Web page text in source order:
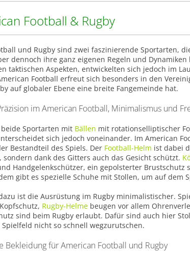
Football & Rugby
und Rugby sind zwei faszinierende Sportarten,
dennoch ihre ganz eigenen Regeln und
taktischen Aspekten, entwickelten sich jedoch im
Football erfreut sich besonders in den
auf globaler Ebene eine breite Fangemeinde hat.
im American Football, Minimalismus und
Sportarten mit Bällen mit rotationselliptischer
sich jedoch voneinander. Im American
Bestandteil des Spiels. Der Football-Helm ist dabei
sondern dank des Gitters auch das Gesicht schützt.
Handgelenkschützer, ein gepolsterter Brustschutz
gibt es spezielle Schuhe mit Stollen, um auf dem
ist die Ausrüstung im Rugby minimalistischer.
Rugby-Helme beugen vor allem
sind beim Rugby erlaubt. Dafür sind auch hier
nicht so schnell wegzurutschen.
Bekleidung für American Football und Rugby